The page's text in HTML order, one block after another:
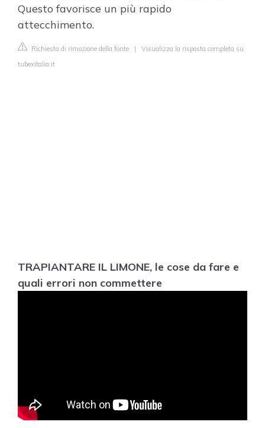
Questo favorisce un più rapido
attecchimento.
Richiesta di rimozione della fonte | Visualizza la risposta completa su
tubexitalia.it
TRAPIANTARE IL LIMONE, le cose da fare e
quali errori non commettere